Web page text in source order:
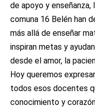
de apoyo y
comuna 16 Belén han
más allá de enseñar
inspiran metas y
desde el amor, la
Hoy queremos
todos esos docentes
conocimiento y